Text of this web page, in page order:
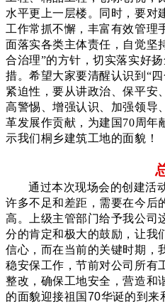
水平更上一层楼。同时，要对
工作常抓不懈，丰富有效管理
面落实各类主体责任，自觉坚
合治理”的方针，切实落实好
措。希望大家要清醒认识到“
紧迫性，要从讲政治、保平安
高警惕、增强认识、加强领导
革发展作贡献，为建国70周年
示我们桐乡建筑工地的面貌！
通过本次现场会的创建活
许多不足和差距，需要在今后
高。上级主管部门给予我公司
分的肯定和极大的鼓励，让我
信心，而在当前的关键时期，
稳安保工作，节前对公司所有
整改，确保工地安全，营造和
的面貌迎接祖国70华诞的到来